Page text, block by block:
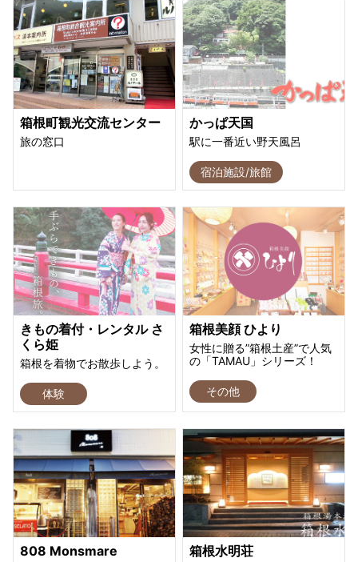
箱根町観光交流センター
旅の窓口
かっぱ天国
駅に一番近い野天風呂
宿泊施設/旅館
きもの着付・レンタル さ
くら姫
箱根を着物でお散歩しよう。
体験
箱根美顔 ひより
女性に贈る”箱根土産”で人気
の「TAMAU」シリーズ！
その他
808 Monsmare 箱根水明荘